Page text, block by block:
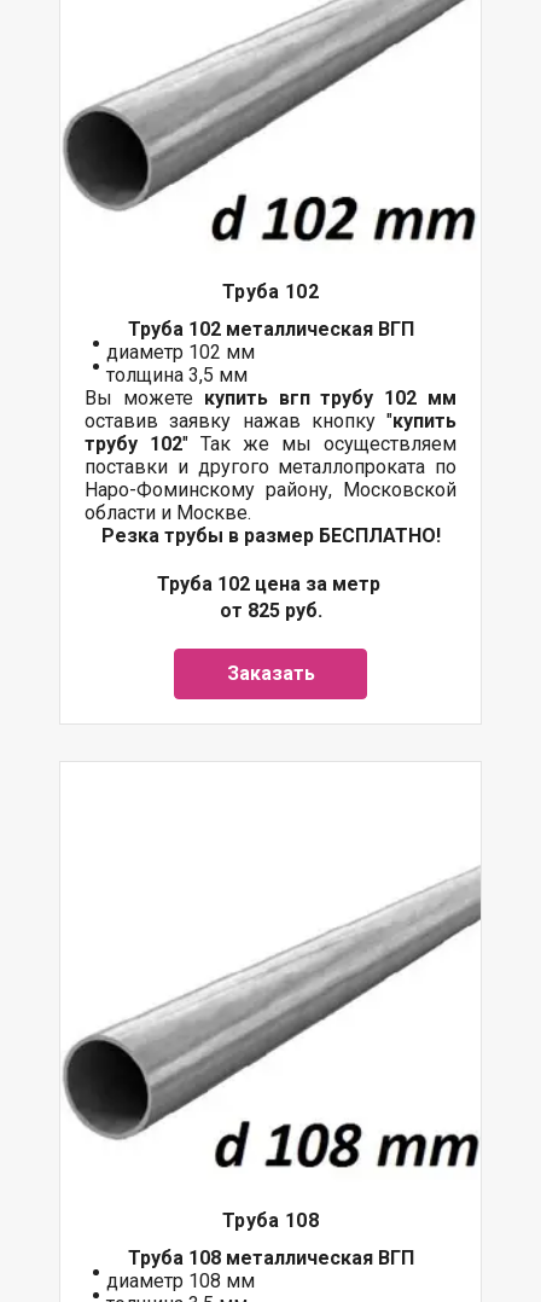
Труба 102
Труба 102 металлическая ВГП
диаметр 102 мм
толщина 3,5 мм
Вы можете купить вгп трубу 102 мм
оставив заявку нажав кнопку "купить
трубу 102" Так же мы осуществляем
поставки и другого металлопроката по
Наро-Фоминскому району, Московской
области и Москве.
Резка трубы в размер БЕСПЛАТНО!
Труба 102 цена за метр
от 825 руб.
Заказать
Труба 108
Труба 108 металлическая ВГП
диаметр 108 мм